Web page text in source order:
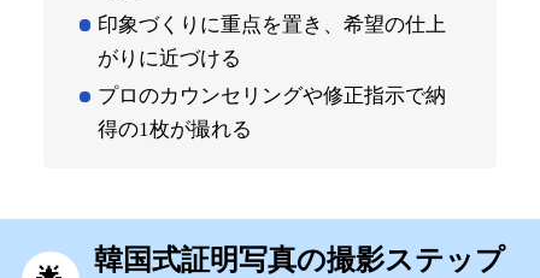
印象づくりに重点を置き、希望の仕上
がりに近づける
プロのカウンセリングや修正指示で納
得の1枚が撮れる
韓国式証明写真の撮影ステップ